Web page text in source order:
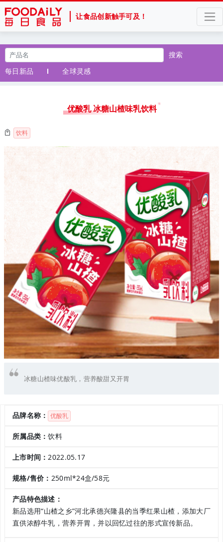
让食品创新触手可及！
搜索
每日新品
全球灵感
优酸乳 冰糖山楂味乳饮料
饮料
冰糖山楂味优酸乳，营养酸甜又开胃
品牌名称： 优酸乳
所属品类：饮料
上市时间：2022.05.17
规格/售价： 250ml*24盒/58元
产品特色描述：
新品选用“山楂之乡”河北承德兴隆县的当季红果山楂，添加大厂
直供浓醇牛乳，营养开胃，并以回忆过往的形式宣传新品。